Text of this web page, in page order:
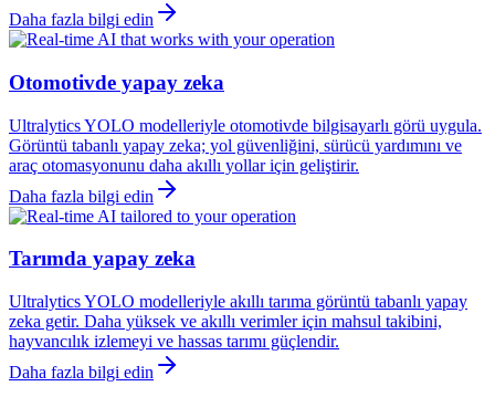
Daha fazla bilgi edin
Otomotivde yapay zeka
Ultralytics YOLO modelleriyle otomotivde bilgisayarlı görü uygula.
Görüntü tabanlı yapay zeka; yol güvenliğini, sürücü yardımını ve
araç otomasyonunu daha akıllı yollar için geliştirir.
Daha fazla bilgi edin
Tarımda yapay zeka
Ultralytics YOLO modelleriyle akıllı tarıma görüntü tabanlı yapay
zeka getir. Daha yüksek ve akıllı verimler için mahsul takibini,
hayvancılık izlemeyi ve hassas tarımı güçlendir.
Daha fazla bilgi edin